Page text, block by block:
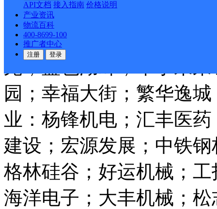
API文档 接入指南 价格说明
产业资讯
物流百科
400-8699-100
推广者中心
注册 登录
苑；银都香水郡；雍景
丹霞新村；照山新村；
苑；蓝色湖畔；华宇未
园；幸福大街；繁华逸
业：杨锋机电；汇丰医
建设；宏源发展；中铁
格林硅谷；好运机械；
海洋电子；大丰机械；